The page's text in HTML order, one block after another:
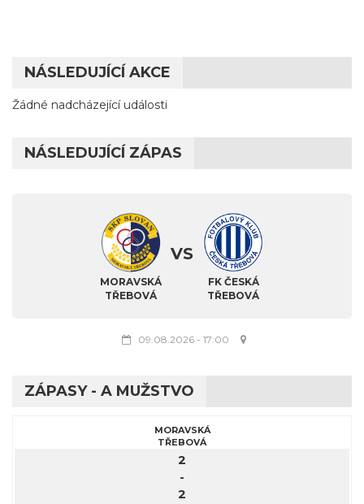
NÁSLEDUJÍCÍ AKCE
Žádné nadcházející události
NÁSLEDUJÍCÍ ZÁPAS
MORAVSKÁ
TŘEBOVÁ
VS
FK ČESKÁ
TŘEBOVÁ
09.08.2026 - 17:00
ZÁPASY - A MUŽSTVO
MORAVSKÁ
TŘEBOVÁ
2
-
2